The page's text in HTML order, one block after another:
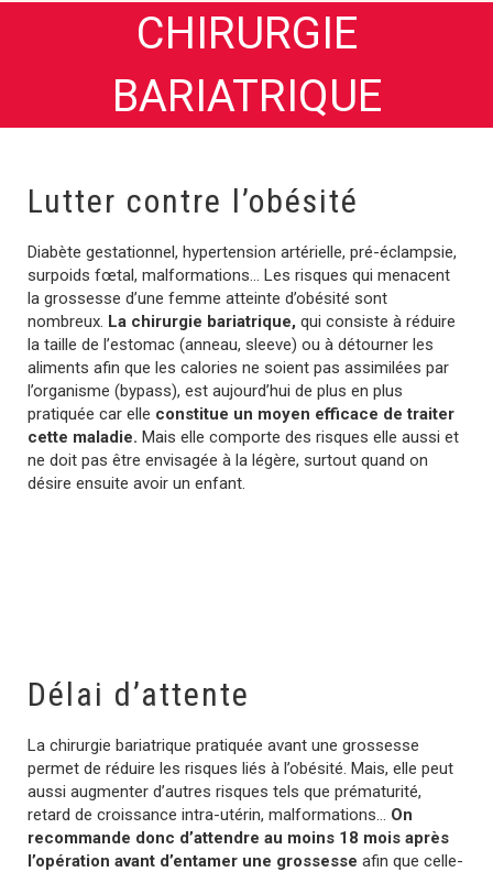
CHIRURGIE
BARIATRIQUE
Lutter contre l’obésité
Diabète gestationnel, hypertension artérielle, pré-éclampsie,
surpoids fœtal, malformations… Les risques qui menacent
la grossesse d’une femme atteinte d’obésité sont
nombreux. La chirurgie bariatrique, qui consiste à réduire
la taille de l’estomac (anneau, sleeve) ou à détourner les
aliments afin que les calories ne soient pas assimilées par
l’organisme (bypass), est aujourd’hui de plus en plus
pratiquée car elle constitue un moyen efficace de traiter
cette maladie. Mais elle comporte des risques elle aussi et
ne doit pas être envisagée à la légère, surtout quand on
désire ensuite avoir un enfant.
Délai d’attente
La chirurgie bariatrique pratiquée avant une grossesse
permet de réduire les risques liés à l’obésité. Mais, elle peut
aussi augmenter d’autres risques tels que prématurité,
retard de croissance intra-utérin, malformations… On
recommande donc d’attendre au moins 18 mois après
l’opération avant d’entamer une grossesse afin que celle-